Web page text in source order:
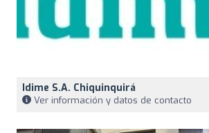
Idime S.A. Chiquinquirá
Ver información y datos de contacto